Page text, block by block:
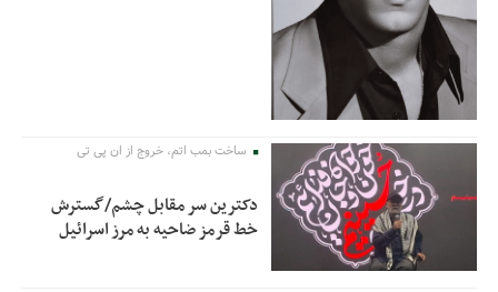
ساخت بمب اتم، خروج از ان پی تی
دکترین سر مقابل چشم/گسترش
خط قرمز ضاحیه به مرز اسرائیل